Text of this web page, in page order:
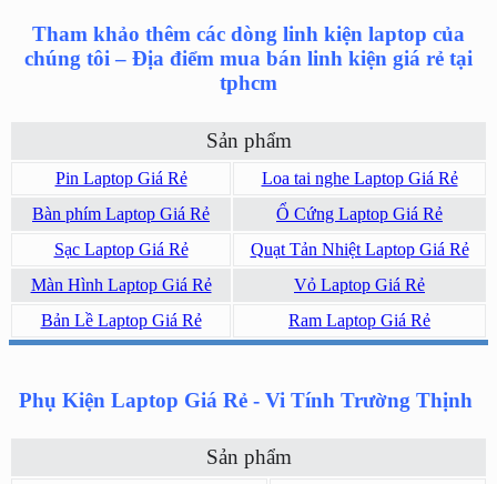
Tham khảo thêm các dòng linh kiện laptop của
chúng tôi – Địa điểm mua bán linh kiện giá rẻ tại
tphcm
Sản phẩm
Pin Laptop Giá Rẻ
Loa tai nghe Laptop Giá Rẻ
Bàn phím Laptop Giá Rẻ
Ổ Cứng Laptop Giá Rẻ
Sạc Laptop Giá Rẻ
Quạt Tản Nhiệt Laptop Giá Rẻ
Màn Hình Laptop Giá Rẻ
Vỏ Laptop Giá Rẻ
Bản Lề Laptop Giá Rẻ
Ram Laptop Giá Rẻ
Phụ Kiện Laptop Giá Rẻ - Vi Tính Trường Thịnh
Sản phẩm